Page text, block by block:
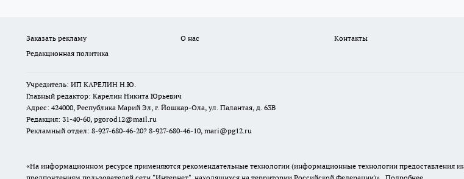
Заказать рекламу О нас
Контакты
Редакционная политика
Учредитель: ИП КАРЕЛИН Н.Ю.
Главный редактор: Карелин Никита Юрьевич
Адрес: 424000, Республика Марий Эл, г. Йошкар-Ола, ул. Палантая, д. 63В
Редакция: 31-40-60, pgorod12@mail.ru
Рекламный отдел: 8-927-680-46-20? 8-927-680-46-10, mari@pg12.ru
«На информационном ресурсе применяются рекомендательные технологии (информационные технологии предоставления